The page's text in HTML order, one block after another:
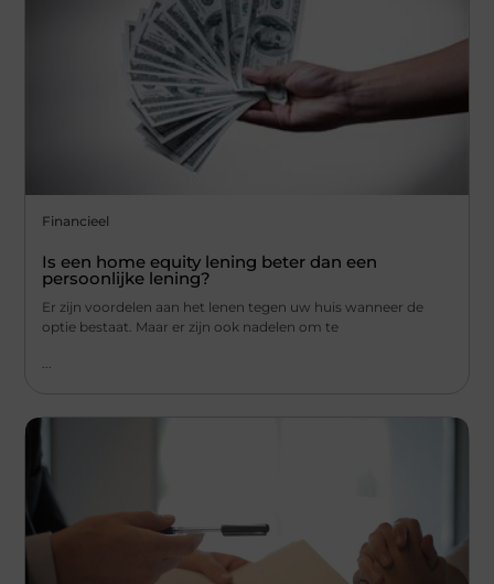
Financieel
Is een home equity lening beter dan een
persoonlijke lening?
Er zijn voordelen aan het lenen tegen uw huis wanneer de
optie bestaat. Maar er zijn ook nadelen om te